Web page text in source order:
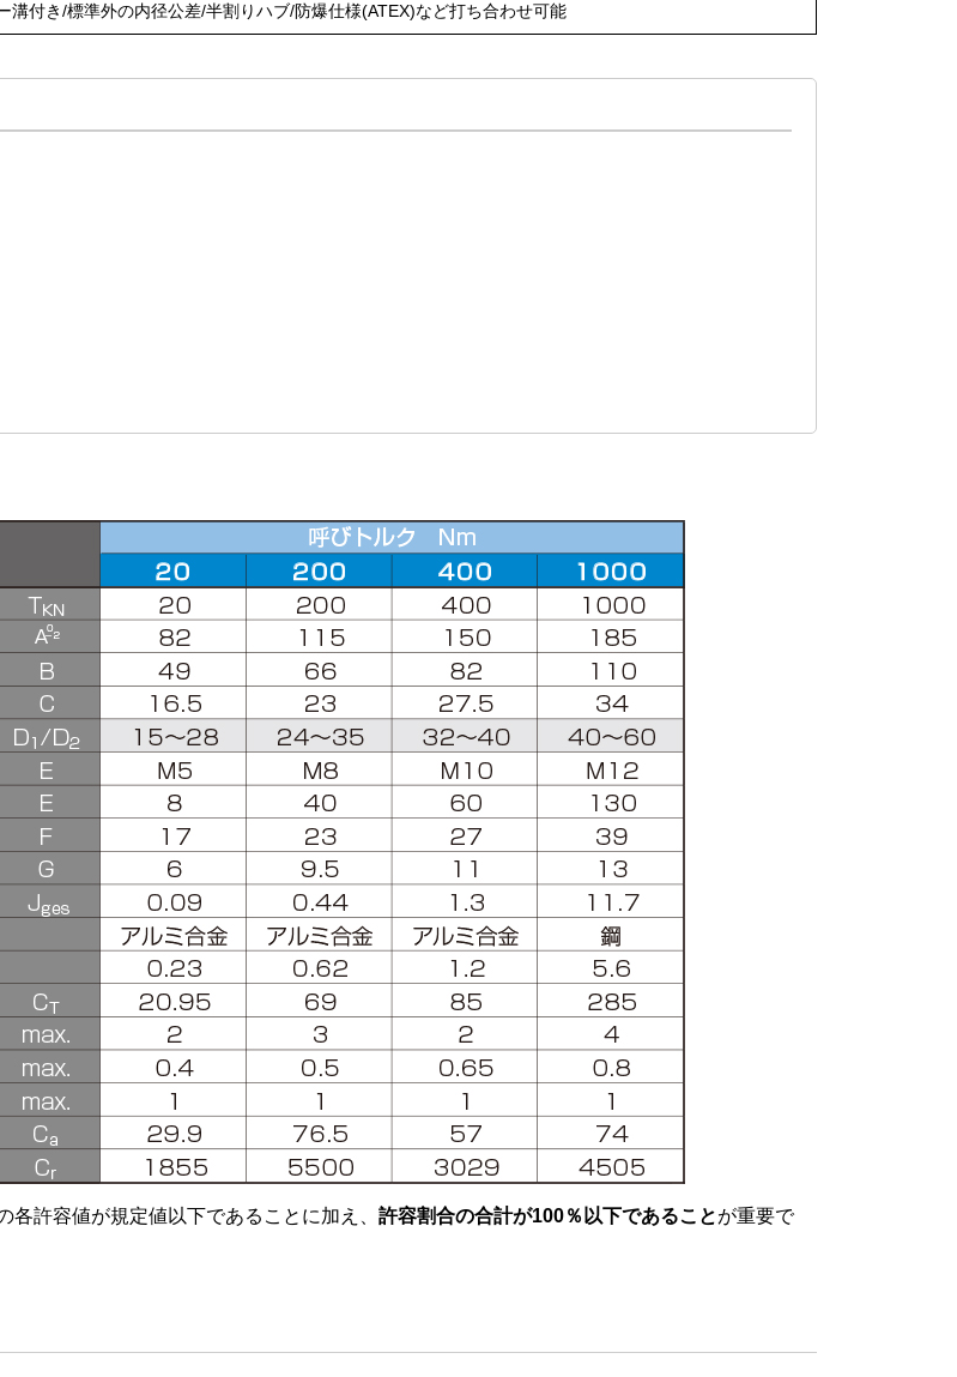
溝付き/標準外の内径公差/半割りハブ/防爆仕様(ATEX)など打ち合わせ可能
許容値が規定値以下であることに加え、 許容割合の合計が100％以下であることが重要で